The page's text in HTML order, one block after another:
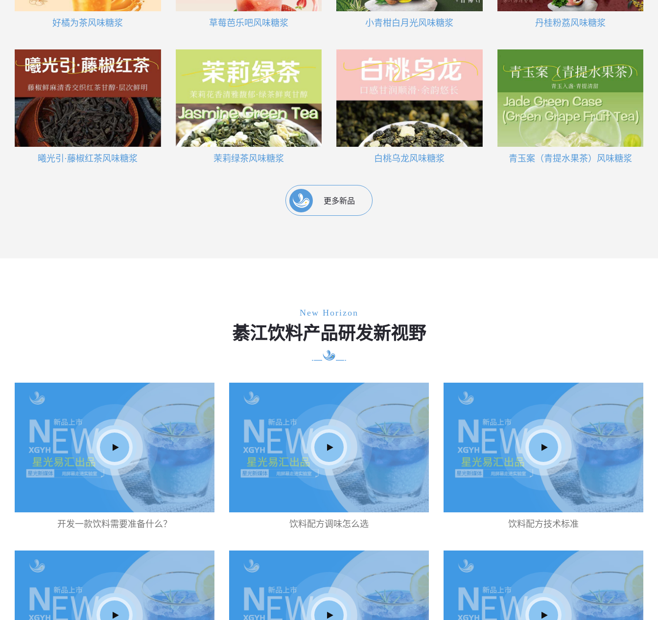
好橘为茶风味糖浆 草莓芭乐吧风味糖浆 小青柑白月光风味糖浆 丹桂粉荔风味糖浆
曦光引·藤椒红茶风味糖浆 茉莉绿茶风味糖浆 白桃乌龙风味糖浆 青玉案（青提水果茶）风味糖浆
更多新品
New Horizon
綦江饮料产品研发新视野
开发一款饮料需要准备什么？ 饮料配方调味怎么选 饮料配方技术标准